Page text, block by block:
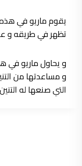
يقوم ماريو في هذه
تظهر في طريقه و
و يحاول ماريو في
و مساعدتها من
التي صنعها له